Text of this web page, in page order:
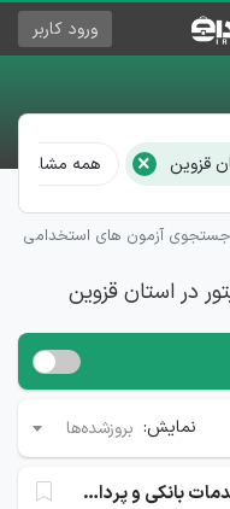
ورود کاربر
قزوین × همه مشاغل
جستجوی آزمون های استخدامی
در استان قزوین
نمایش: بروزشده‌ها
نماینده فروش در حوزه خدمات بانکی و پرداخت